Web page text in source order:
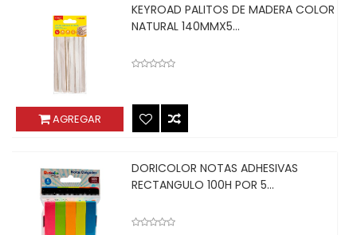
AGREGAR
KEYROAD PALITOS DE MADERA COLOR
NATURAL 140MMX5...
DORICOLOR NOTAS ADHESIVAS
RECTANGULO 100H POR 5...